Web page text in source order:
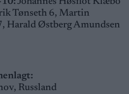
Tønseth 6, Martin
Harald Østberg Amundsen
Russland